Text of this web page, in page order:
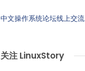
中文操作系统论坛线上交流
关注 LinuxStory